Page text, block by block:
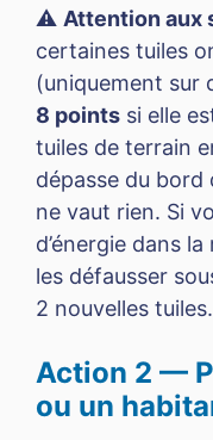
⚠️ Attention aux
certaines tuiles
(uniquement sur
8 points si elle
tuiles de terrain
dépasse du bord
ne vaut rien. Si
d’énergie dans
les défausser
2 nouvelles tuiles.
Action 2 —
ou un